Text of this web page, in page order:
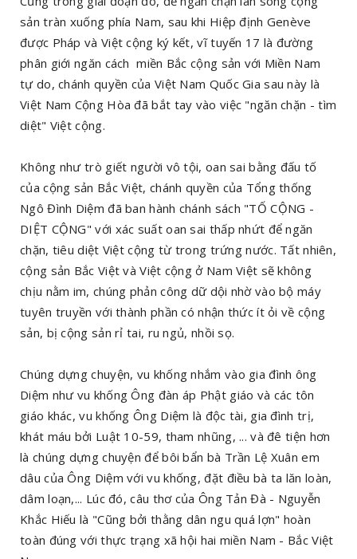
sản tràn xuống phía Nam, sau khi Hiệp định Genève
được Pháp và Việt cộng ký kết, vĩ tuyến 17 là đường
phân giới ngăn cách miền Bắc cộng sản với Miền Nam
tự do, chánh quyền của Việt Nam Quốc Gia sau này là
Việt Nam Cộng Hòa đã bắt tay vào việc "ngăn chặn - tìm
diệt" Việt cộng.
Không như trò giết người vô tội, oan sai bằng đấu tố
của cộng sản Bắc Việt, chánh quyền của Tổng thống
Ngô Đình Diệm đã ban hành chánh sách "TỐ CỘNG -
DIỆT CỘNG" với xác suất oan sai thấp nhứt để ngăn
chặn, tiêu diệt Việt cộng từ trong trứng nước. Tất nhiên,
cộng sản Bắc Việt và Việt cộng ở Nam Việt sẽ không
chịu nằm im, chúng phản công dữ dội nhờ vào bộ máy
tuyên truyền với thành phần có nhận thức ít ỏi về cộng
sản, bị cộng sản rỉ tai, ru ngủ, nhồi sọ.
Chúng dựng chuyện, vu khống nhắm vào gia đình ông
Diệm như vu khống Ông đàn áp Phật giáo và các tôn
giáo khác, vu khống Ông Diệm là độc tài, gia đình trị,
khát máu bởi Luật 10-59, tham nhũng, ... và đê tiện hơn
là chúng dựng chuyện để bôi bẩn bà Trần Lệ Xuân em
dâu của Ông Diệm với vu khống, đặt điều bà ta lăn loàn,
dâm loạn,... Lúc đó, câu thơ của Ông Tản Đà - Nguyễn
Khắc Hiếu là "Cũng bởi thằng dân ngu quá lợn" hoàn
toàn đúng với thực trạng xã hội hai miền Nam - Bắc Việt